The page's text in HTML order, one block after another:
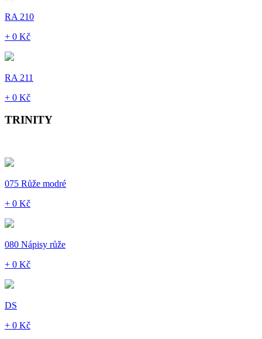
RA 210
+ 0 Kč
RA 211
+ 0 Kč
TRINITY
075 Růže modré
+ 0 Kč
080 Nápisy růže
+ 0 Kč
DS
+ 0 Kč